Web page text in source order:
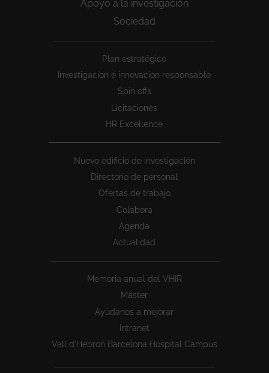
Apoyo a la investigación
Sociedad
Plan estratégico
Investigacion e innovacion responsable
Spin offs
Licitaciones
HR Excellence
Nuevo edificio de investigación
Directorio de personal
Ofertas de trabajo
Colabora
Agenda
Actualidad
Memoria anual del VHIR
Máster
Ayúdanos a mejorar
Intranet
Vall d’Hebron Barcelona Hospital Campus